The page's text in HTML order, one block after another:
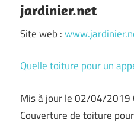
jardinier.net
Site web :
Quelle toiture pour un
Mis à jour le 02/04/2019
Couverture de toiture